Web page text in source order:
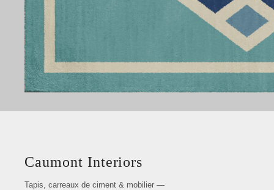
Caumont Interiors
Tapis, carreaux de ciment & mobilier —